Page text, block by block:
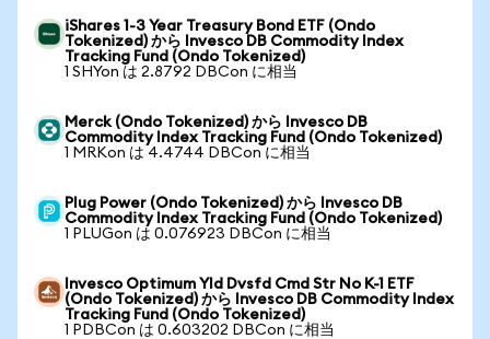
iShares 1-3 Year Treasury Bond ETF (Ondo
Tokenized) から Invesco DB Commodity Index
Tracking Fund (Ondo Tokenized)
1 SHYon は 2.8792 DBCon に相当
Merck (Ondo Tokenized) から Invesco DB
Commodity Index Tracking Fund (Ondo Tokenized)
1 MRKon は 4.4744 DBCon に相当
Plug Power (Ondo Tokenized) から Invesco DB
Commodity Index Tracking Fund (Ondo Tokenized)
1 PLUGon は 0.076923 DBCon に相当
Invesco Optimum Yld Dvsfd Cmd Str No K-1 ETF
(Ondo Tokenized) から Invesco DB Commodity Index
Tracking Fund (Ondo Tokenized)
1 PDBCon は 0.603202 DBCon に相当